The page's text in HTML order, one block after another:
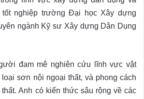
tốt nghiệp trường Đại học Xây dựng
ngành Kỹ sư Xây dựng Dân Dụng
đam mê nghiên cứu lĩnh vực vật
loại sơn nội ngoại thất, và phong cách
Anh có kiến thức sâu rộng về các